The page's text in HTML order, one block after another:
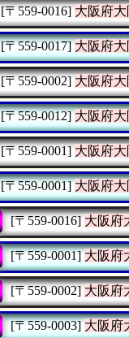
[〒559-0016] 大阪府
[〒559-0017] 大阪府
[〒559-0002] 大阪府
[〒559-0012] 大阪府
[〒559-0001] 大阪府
[〒559-0001] 大阪府
[〒559-0016] 大阪府
[〒559-0001] 大阪府
[〒559-0002] 大阪府
[〒559-0003] 大阪府